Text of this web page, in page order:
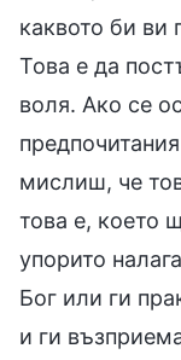
каквото би ви
Това е да
воля. Ако се
мислиш, че
това е, което
упорито
Бог или ги
и ги